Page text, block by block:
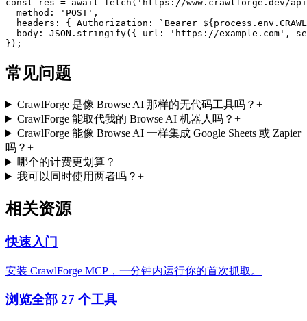
const res = await fetch('https://www.crawlforge.dev/
  method: 'POST',
headers: { Authorization: `Bearer
body: JSON.stringify({ url: 'https://example.com',
});
常见问题
CrawlForge 是像 Browse AI 那样的无代码工具吗？ +
CrawlForge 能取代我的 Browse AI 机器人吗？ +
CrawlForge 能像 Browse AI 一样集成 Google Sheets 或 Zapier
吗？ +
哪个的计费更划算？ +
我可以同时使用两者吗？ +
相关资源
快速入门
安装 CrawlForge MCP，一分钟内运行你的首次抓取。
浏览全部 27 个工具